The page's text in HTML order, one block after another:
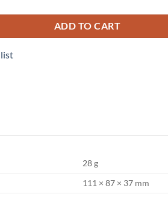
ADD TO CART
28 g
111 × 87 × 37 mm